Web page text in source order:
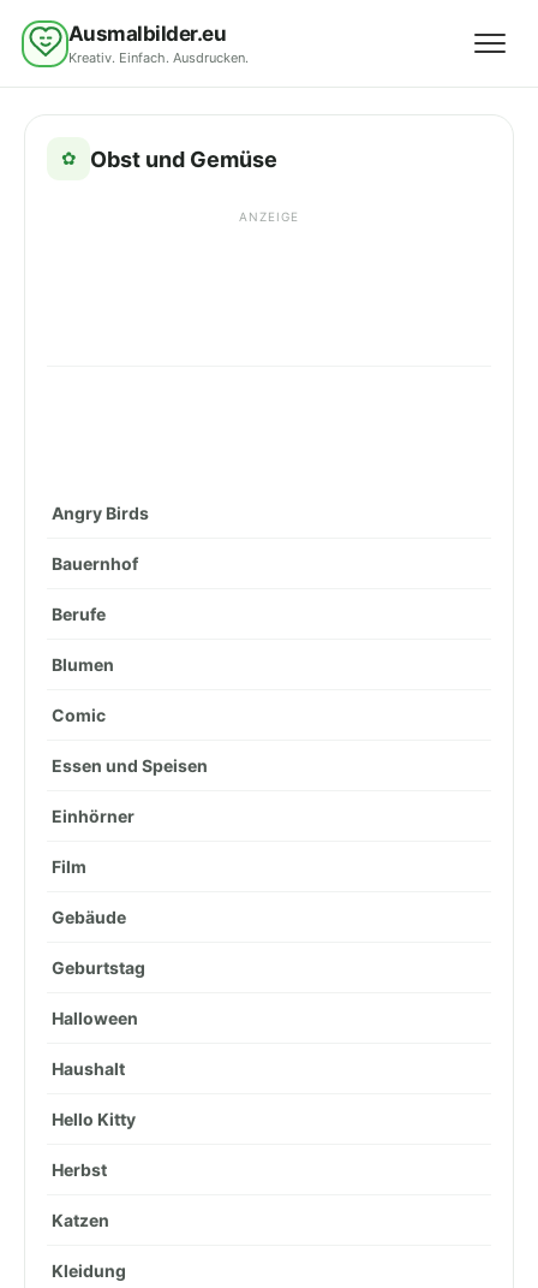
Ausmalbilder.eu
Kreativ. Einfach. Ausdrucken.
✿ Obst und Gemüse
ANZEIGE
Angry Birds
Bauernhof
Berufe
Blumen
Comic
Essen und Speisen
Einhörner
Film
Gebäude
Geburtstag
Halloween
Haushalt
Hello Kitty
Herbst
Katzen
Kleidung